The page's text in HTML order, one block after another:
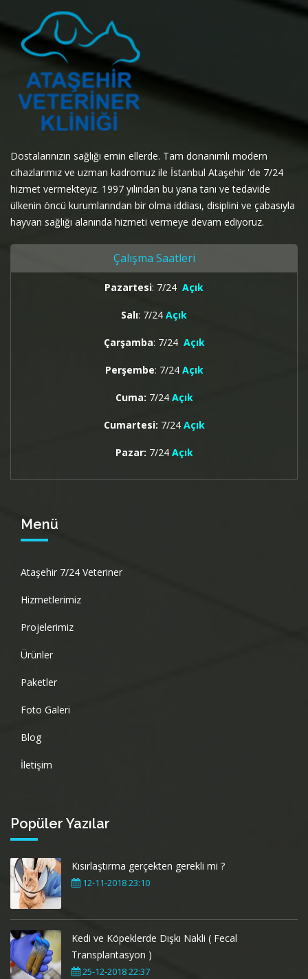
Dostalarınızın sağlığı emin ellerde. Tam donanımlı modern
cihazlarımız ve uzman kadromuz ile İstanbul Ataşehir 'de 7/24
hizmet vermekteyiz. 1997 yılından bu yana tanı ve tedavide
ülkenin öncü kurumlarından bir olma iddiası, disiplini ve çabasıyla
hayvan sağlığı alanında hizmeti vermeye devam ediyoruz.
Çalışma Saatleri
Pazartesi: 7/24 Açık
Salı: 7/24 Açık
Çarşamba: 7/24 Açık
Perşembe: 7/24 Açık
Cuma: 7/24 Açık
Cumartesi: 7/24 Açık
Pazar: 7/24 Açık
Menü
Ataşehir 7/24 Veteriner
Hizmetlerimiz
Projelerimiz
Ürünler
Paketler
Foto Galeri
Blog
İletişim
Popüler Yazılar
Kısırlaştırma gerçekten gerekli mi ?
12-11-2018 23:10
Kedi ve Köpeklerde Dışkı Nakli ( Fecal
Transplantasyon )
25-12-2018 22:37